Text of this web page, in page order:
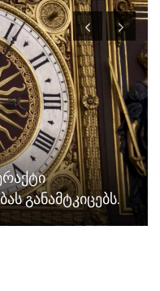
განამტკიცებს.